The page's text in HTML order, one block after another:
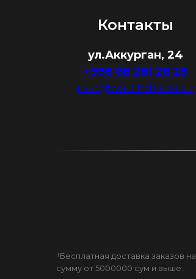
Контакты
ул.Аккурган, 24
+998 88 281 28 28
info@watchdealer.uz
¹Бесплатная доставка заказов на
сумму от 5000000 сум и выше.